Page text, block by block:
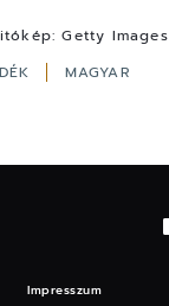
Getty Images
MAGYAR
Impresszum